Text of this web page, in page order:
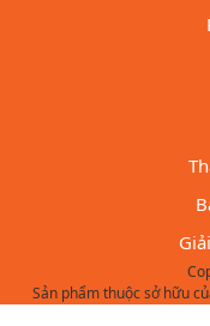
Sản phẩm thuộc sở hữu